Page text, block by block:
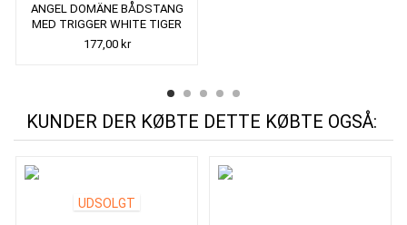
ANGEL DOMÄNE BÅDSTANG
MED TRIGGER WHITE TIGER
177,00 kr
KUNDER DER KØBTE DETTE KØBTE OGSÅ:
UDSOLGT